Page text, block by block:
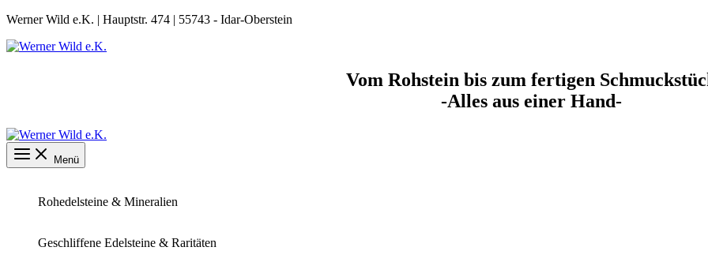
Zum
springen
Werner Wild e.K. | Hauptstr. 474 | 55743 - Idar-Oberstein
Vom Rohstein bis zum fertigen
-Alles aus einer Hand-
Menü
Rohedelsteine & Mineralien
Geschliffene Edelsteine & Raritäten